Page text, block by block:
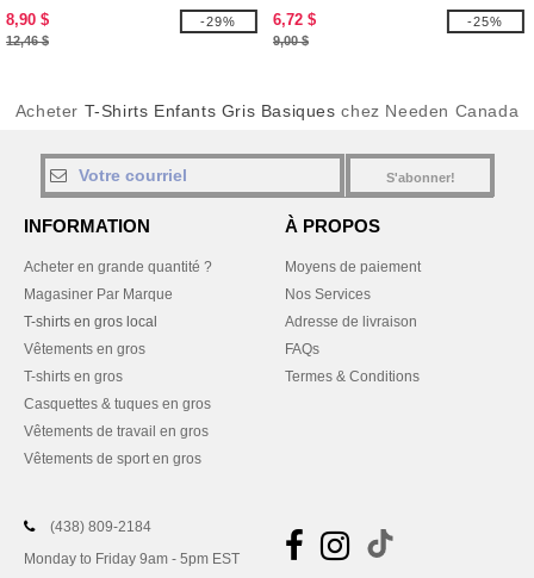
8,90 $
12,46 $
-29%
6,72 $
9,00 $
-25%
Acheter T-Shirts Enfants Gris Basiques chez Needen Canada
S'abonner!
INFORMATION
Acheter en grande quantité ?
Magasiner Par Marque
T-shirts en gros local
Vêtements en gros
T-shirts en gros
Casquettes & tuques en gros
Vêtements de travail en gros
Vêtements de sport en gros
À PROPOS
Moyens de paiement
Nos Services
Adresse de livraison
FAQs
Termes & Conditions
(438) 809-2184
Monday to Friday 9am - 5pm EST